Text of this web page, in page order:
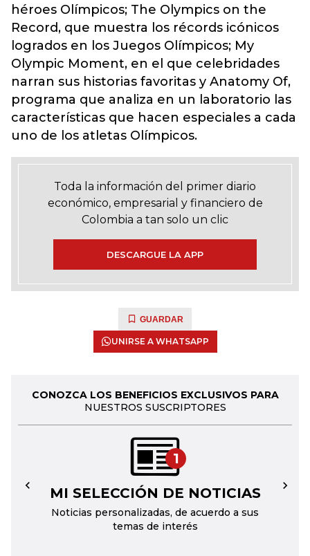
héroes Olímpicos; The Olympics on the
Record, que muestra los récords icónicos
logrados en los Juegos Olímpicos; My
Olympic Moment, en el que celebridades
narran sus historias favoritas y Anatomy Of,
programa que analiza en un laboratorio las
características que hacen especiales a cada
uno de los atletas Olímpicos.
Toda la información del primer diario
económico, empresarial y financiero de
Colombia a tan solo un clic
DESCARGUE LA APP
GUARDAR
UNIRSE A WHATSAPP
CONOZCA LOS BENEFICIOS EXCLUSIVOS PARA
NUESTROS SUSCRIPTORES
1
MI SELECCIÓN DE NOTICIAS
Noticias personalizadas, de acuerdo a sus
temas de interés
← →